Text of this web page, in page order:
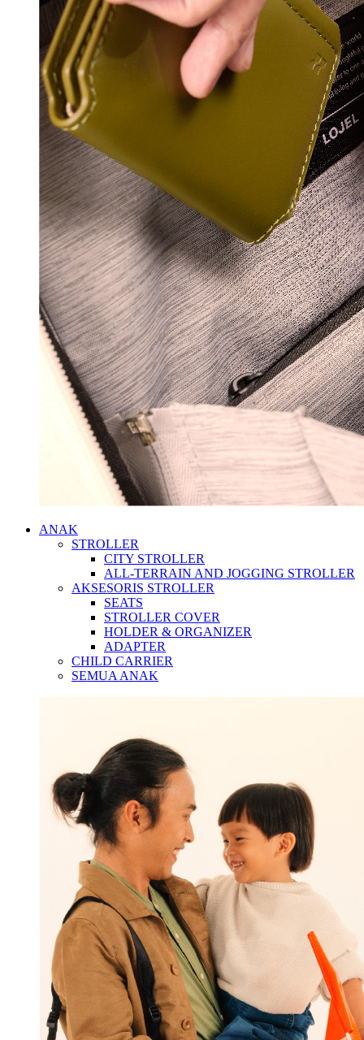
ANAK
STROLLER
CITY STROLLER
ALL-TERRAIN AND JOGGING STROLLER
AKSESORIS STROLLER
SEATS
STROLLER COVER
HOLDER & ORGANIZER
ADAPTER
CHILD CARRIER
SEMUA ANAK